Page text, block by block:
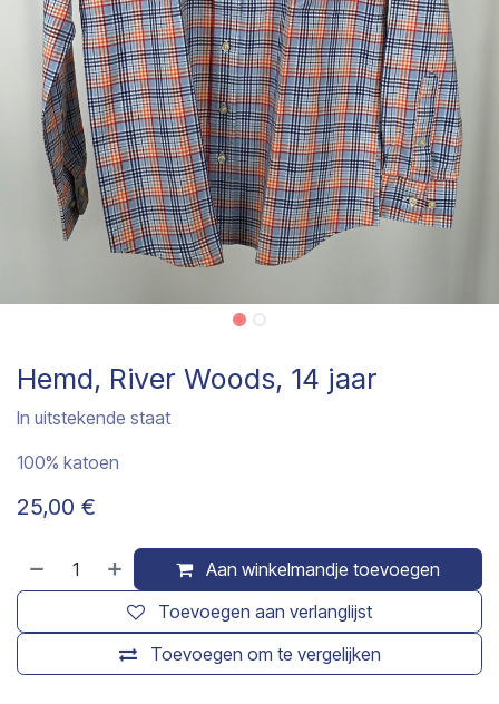
Hemd, River Woods, 14 jaar
In uitstekende staat
100% katoen
25,00 €
Aan winkelmandje toevoegen
Toevoegen om te vergelijken
Toevoegen aan verlanglijst